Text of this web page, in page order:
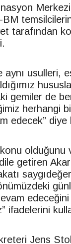
tarafından
aynı usulleri,
gemiler de
herhangi
edecek” diye
olduğunu
dile getiren
edeceğini
ifadelerini
Jens